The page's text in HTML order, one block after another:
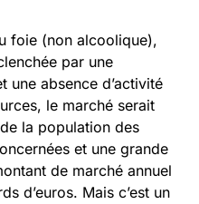
foie (non alcoolique),
par une
une absence d’activité
le marché serait
la population des
et une grande
de marché annuel
d’euros. Mais c’est un